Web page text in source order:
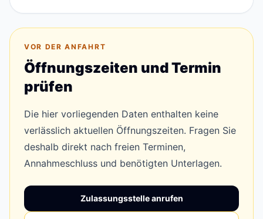
VOR DER ANFAHRT
Öffnungszeiten und Termin
prüfen
Die hier vorliegenden Daten enthalten keine
verlässlich aktuellen Öffnungszeiten. Fragen Sie
deshalb direkt nach freien Terminen,
Annahmeschluss und benötigten Unterlagen.
Zulassungsstelle anrufen